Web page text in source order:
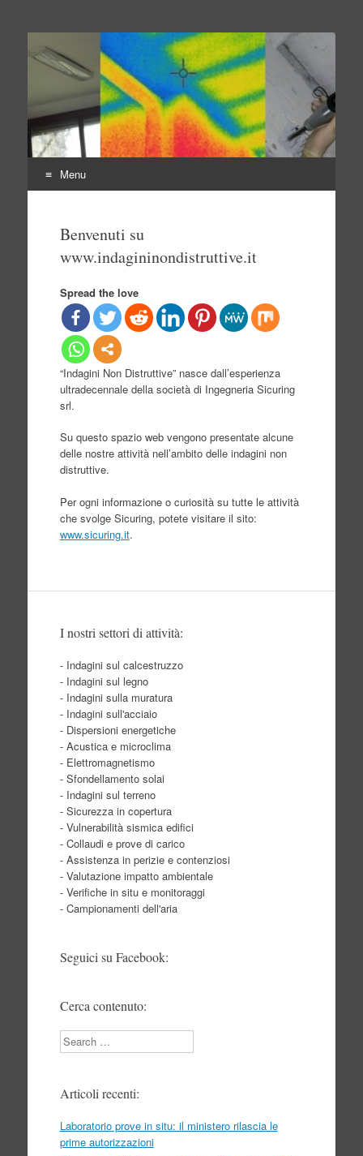
Indagini non distruttive
Indagini Ingegneria e Sicurezza
Menu
contenutoBenvenuti su
www.indagininondistruttive.it
Spread the love
“Indagini Non Distruttive” nasce dall’esperienza
ultradecennale della società di Ingegneria Sicuring
srl.
Su questo spazio web vengono presentate alcune
delle nostre attività nell’ambito delle indagini non
distruttive.
Per ogni informazione o curiosità su tutte le attività
che svolge Sicuring, potete visitare il sito:
www.sicuring.it.
I nostri settori di attività:
- Indagini sul calcestruzzo
- Indagini sul legno
- Indagini sulla muratura
- Indagini sull'acciaio
- Dispersioni energetiche
- Acustica e microclima
- Elettromagnetismo
- Sfondellamento solai
- Indagini sul terreno
- Sicurezza in copertura
- Vulnerabilità sismica edifici
- Collaudi e prove di carico
- Assistenza in perizie e contenziosi
- Valutazione impatto ambientale
- Verifiche in situ e monitoraggi
- Campionamenti dell'aria
Seguici su Facebook:
Cerca contenuto:
Search
Articoli recenti:
Laboratorio prove in situ: il ministero rilascia le
prime autorizzazioni